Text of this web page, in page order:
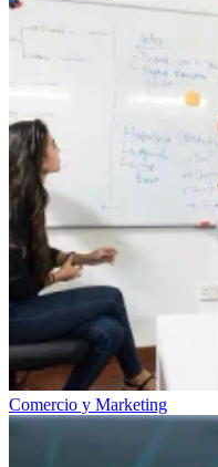
Comercio y Marketing